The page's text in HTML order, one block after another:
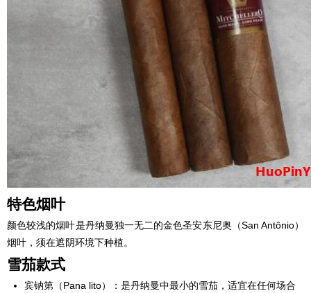
特色烟叶
颜色较浅的烟叶是丹纳曼独一无二的金色圣安东尼奥（San Antônio）
烟叶，须在遮阴环境下种植。
雪茄款式
宾钠第（Pana lito）：是丹纳曼中最小的雪茄，适宜在任何场合